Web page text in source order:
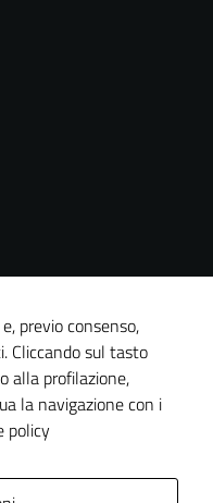
previo consenso,
Cliccando sul tasto
alla profilazione,
la navigazione con i
policy